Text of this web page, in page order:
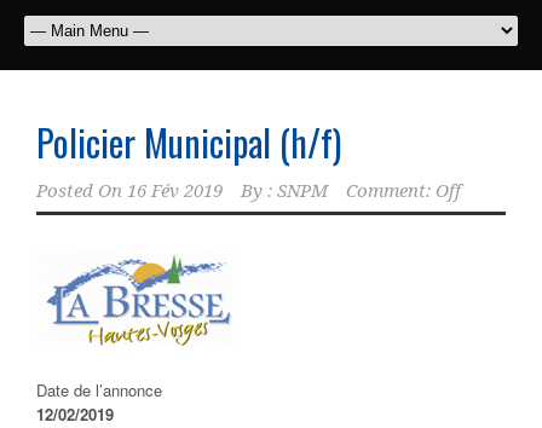
Policier Municipal (h/f)
Posted On 16 Fév 2019 By : SNPM Comment: Off
Date de l’annonce
12/02/2019